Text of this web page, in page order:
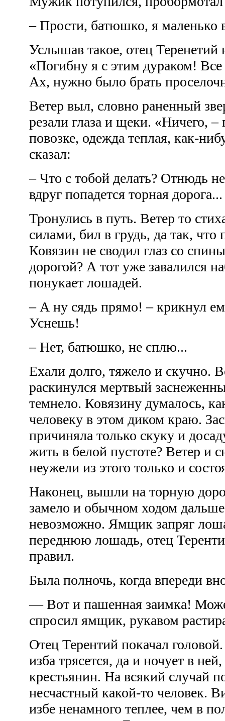
– Прости, батюшко, я
Услышав такое, отец Теренетий
«Погибну я с этим дураком! Все
Ах, нужно было брать
Ветер выл, словно раненный
резали глаза и щеки. «Ничего,
повозке, одежда теплая, как-
сказал:
– Что с тобой делать? Отнюдь
вдруг попадется торная
Тронулись в путь. Ветер то
силами, бил в грудь, да так, что
Ковязин не сводил глаз со
дорогой? А тот уже завалился
понукает лошадей.
– А ну сядь прямо! – крикнул
Уснешь!
– Нет, батюшко, не сплю...
Ехали долго, тяжело и скучно.
раскинулся мертвый
темнело. Ковязину думалось,
человеку в этом диком краю.
причиняла только скуку и
жить в белой пустоте? Ветер и
неужели из этого только и
Наконец, вышли на торную
замело и обычном ходом
невозможно. Ямщик запряг
переднюю лошадь, отец
правил.
Была полночь, когда впереди
— Вот и пашенная заимка!
спросил ямщик, рукавом
Отец Терентий покачал
изба трясется, да и ночует в
крестьянин. На всякий случай
несчастный какой-то человек.
избе ненамного теплее, чем в